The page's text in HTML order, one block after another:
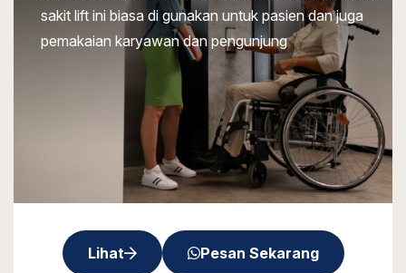
Lihat Pesan Sekarang
sakit lift ini biasa di gunakan untuk pasien dan juga
pemakaian karyawan dan pengunjung